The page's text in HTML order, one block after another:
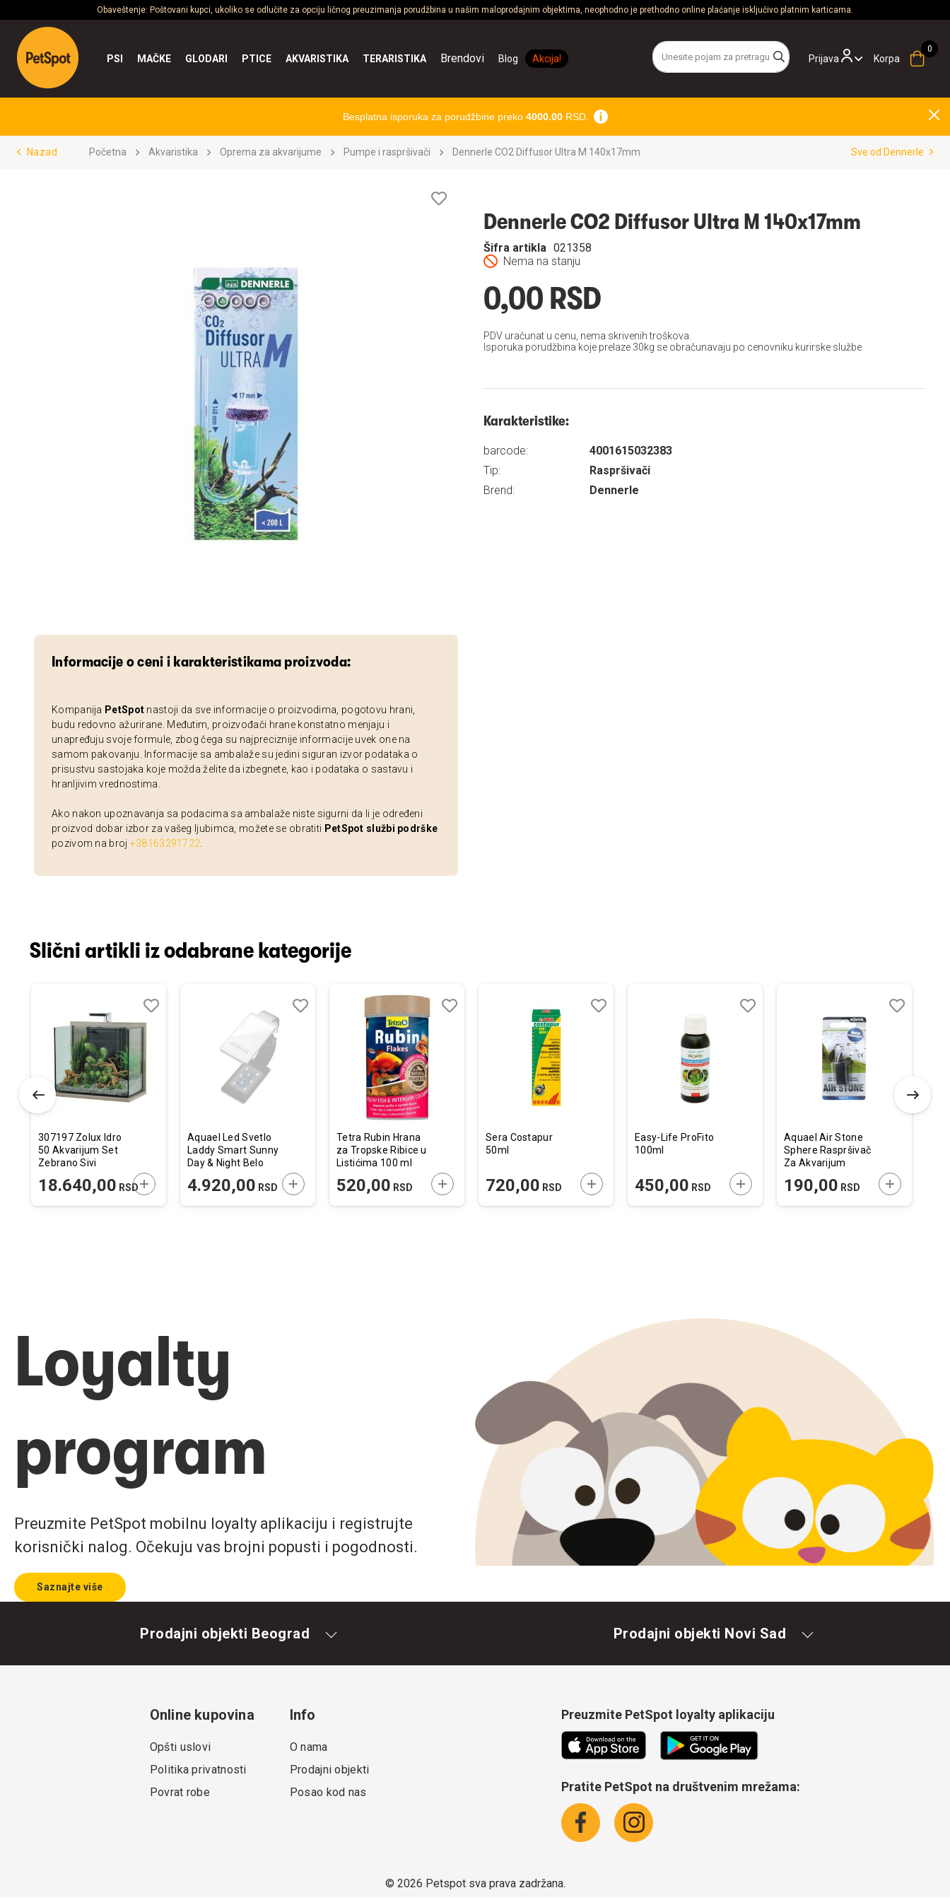
Obaveštenje: Poštovani kupci, ukoliko se odlučite za opciju ličnog preuzimanja porudžbina u našim maloprodajnim objektima, neophodno je prethodno online plaćanje isključivo platnim karticama.
Prijava
PSI MAČKE GLODARI PTICE AKVARISTIKA TERARISTIKA Brendovi Blog Akcija! Korpa
Besplatna isporuka za porudžbine preko 4000.00RSD.
Nazad Početna Akvaristika Oprema za akvarijume Pumpe i raspršivači Dennerle CO2 Diffusor Ultra M 140x17mm Sve od Dennerle
Informacije o ceni i karakteristikama proizvoda:
Kompanija PetSpot nastoji da sve informacije o proizvodima, pogotovu hrani,
budu redovno ažurirane. Međutim, proizvođači hrane konstatno menjaju i
unapređuju svoje formule, zbog čega su najpreciznije informacije uvek one na
samom pakovanju. Informacije sa ambalaže su jedini siguran izvor podataka o
prisustvu sastojaka koje možda želite da izbegnete, kao i podataka o sastavu i
hranljivim vrednostima.
Ako nakon upoznavanja sa podacima sa ambalaže niste sigurni da li je određeni
proizvod dobar izbor za vašeg ljubimca, možete se obratiti PetSpot službi podrške
pozivom na broj +38163291722
želja
Dennerle CO2 Diffusor Ultra M 140x17mm
Nema na stanju
Šifra artikla 021358
0,00 RSD
PDV uračunat u cenu, nema skrivenih troškova.
Isporuka porudžbina koje prelaze 30kg se obračunavaju po cenovniku kurirske službe.
Karakteristike:
barcode:
4001615032383
Tip:
Raspršivači
Brend:
Dennerle
Slični artikli iz odabrane kategorije
U KORPU
307197 Zolux Idro
50 Akvarijum Set
Zebrano Sivi
50L
18.640,00 RSDDODAJTE U KORPU
Dodaj
želja
Uporedi
Aquael Led Svetlo
Laddy Smart Sunny
Day & Night Belo
4.920,00 RSD DODAJTE U KORPU
Tetra Rubin Hrana
za Tropske Ribice u
Listićima 100 ml
520,00 RSD DODAJTE U KORPU
Sera Costapur
50ml
720,00 RSD DODAJTE U KORPU
Easy-Life ProFito
100ml
450,00 RSD DODAJTE U KORPU
Aquael Air Stone
Sphere Raspršivač
Za Akvarijum
190,00 RSD DODAJTE U
Loyalty
program
Preuzmite PetSpot mobilnu loyalty aplikaciju i registrujte
korisnički nalog. Očekuju vas brojni popusti i pogodnosti.
Saznajte više
Prodajni objekti Beograd Prodajni objekti Novi Sad
Online kupovina
Opšti uslovi
Politika privatnosti
Povrat robe
Info
O nama
Prodajni objekti
Posao kod nas
Preuzmite PetSpot loyalty aplikaciju
Pratite PetSpot na društvenim mrežama:
© 2026 Petspot sva prava zadržana.